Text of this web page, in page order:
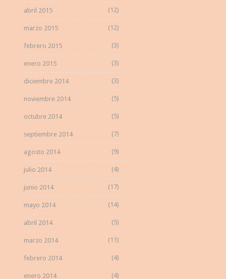
abril 2015 (12)
marzo 2015 (12)
febrero 2015 (3)
enero 2015 (3)
diciembre 2014 (3)
noviembre 2014 (5)
octubre 2014 (5)
septiembre 2014 (7)
agosto 2014 (9)
julio 2014 (4)
junio 2014 (17)
mayo 2014 (14)
abril 2014 (5)
marzo 2014 (11)
febrero 2014 (4)
enero 2014 (4)